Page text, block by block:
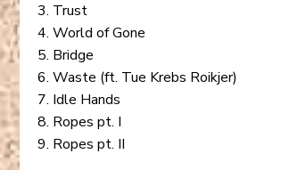
3. Trust
4. World of Gone
5. Bridge
6. Waste (ft. Tue Krebs Roikjer)
7. Idle Hands
8. Ropes pt. I
9. Ropes pt. II